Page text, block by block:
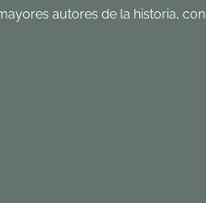
autores de la historia, con